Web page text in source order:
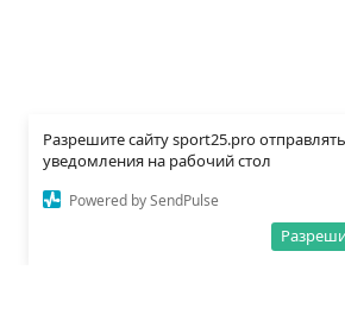
Разрешите сайту sport25.pro
уведомления на рабочий стол
Powered by SendPulse